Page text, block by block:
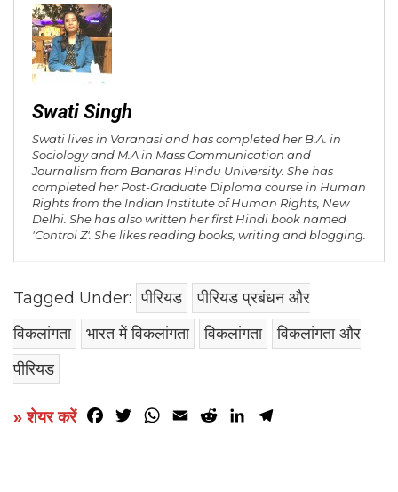
Swati Singh
Swati lives in Varanasi and has completed her B.A. in
Sociology and M.A in Mass Communication and
Journalism from Banaras Hindu University. She has
completed her Post-Graduate Diploma course in Human
Rights from the Indian Institute of Human Rights, New
Delhi. She has also written her first Hindi book named
'Control Z'. She likes reading books, writing and blogging.
Tagged Under: पीरियड
पीरियड प्रबंधन और
विकलांगता
भारत में विकलांगता विकलांगता
विकलांगता और
पीरियड
» शेयर करें Facebook
TwitterWhatsApp
Email RedditLinkedIn